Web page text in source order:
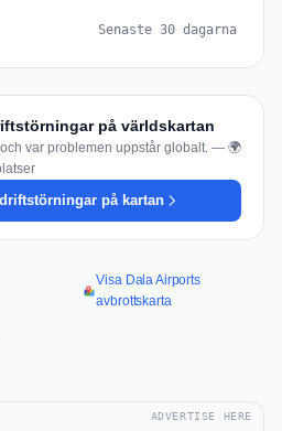
Senaste 30 dagarna
på världskartan
var problemen uppstår globalt. — 🌍
på kartan
Visa Dala Airports
avbrottskarta
ADVERTISE HERE